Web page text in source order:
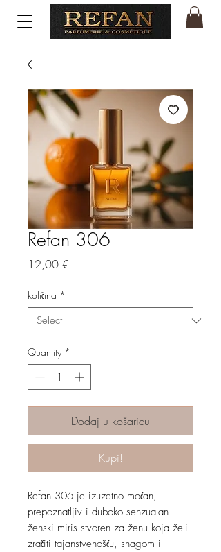
Refan 306
12,00 €
količina *
Quantity *
Dodaj u košaricu
Kupi!
Refan 306 je izuzetno moćan,
prepoznatljiv i duboko senzualan
ženski miris stvoren za ženu koja želi
zračiti tajanstvenošću, snagom i